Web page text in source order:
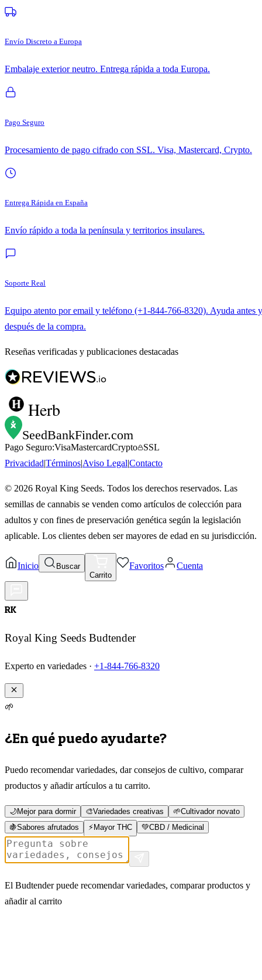
Envío Discreto a Europa
Embalaje exterior neutro. Entrega rápida a toda Europa.
Pago Seguro
Procesamiento de pago cifrado con SSL. Visa, Mastercard, Crypto.
Entrega Rápida en España
Envío rápido a toda la península y territorios insulares.
Soporte Real
Equipo atento por email y teléfono (+1-844-766-8320). Ayuda antes y
después de la compra.
Reseñas verificadas y publicaciones destacadas
Herb
SeedBankFinder.com
Pago Seguro:VisaMastercardCrypto
SSL
PrivacidadTérminosAviso LegalContacto
© 2026 Royal King Seeds. Todos los derechos reservados. Las
semillas de cannabis se venden como artículos de colección para
adultos y con fines de preservación genética según la legislación
aplicable. Los clientes deben ser mayores de edad en su jurisdicción.
Inicio
Buscar
Carrito
Favoritos Cuenta
RK
Royal King Seeds Budtender
Experto en variedades · +1-844-766-8320
🌱
¿En qué puedo ayudarte?
Puedo recomendar variedades, dar consejos de cultivo, comparar
productos y añadir artículos a tu carrito.
🌙Mejor para dormir 🎨Variedades creativas 🌱Cultivador novato
🍇Sabores afrutados ⚡Mayor THC 💚CBD / Medicinal
El Budtender puede recomendar variedades, comparar productos y
añadir al carrito